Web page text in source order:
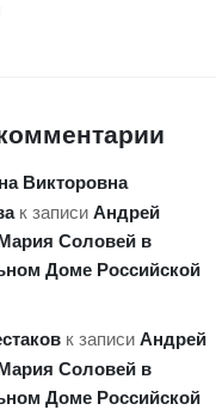
Викторовна
к записи Андрей
Соловей в
Доме Российской
к записи Андрей
Соловей в
Доме Российской